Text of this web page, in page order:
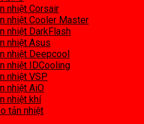
nhiệt Corsair
nhiệt Cooler Master
nhiệt DarkFlash
nhiệt Asus
nhiệt Deepcool
nhiệt IDCooling
nhiệt VSP
nhiệt AiO
nhiệt khí
tản nhiệt